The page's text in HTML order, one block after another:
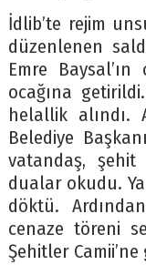
İdlib’te rejim
düzenlenen
Emre
ocağına
helallik alındı.
Belediye
vatandaş,
dualar okudu.
döktü.
cenaze töreni
Şehitler